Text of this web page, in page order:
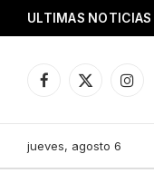
ULTIMAS NOTICIAS
Facebook
X
jueves, agosto 6